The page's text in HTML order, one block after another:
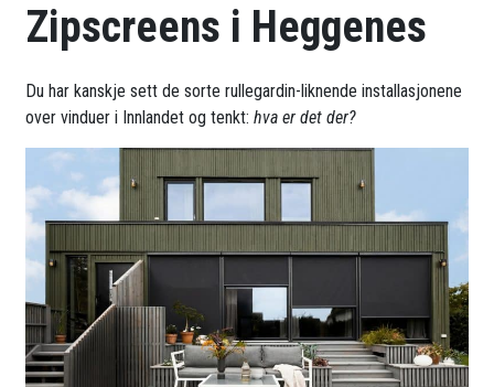
Zipscreens i Heggenes
Du har kanskje sett de sorte rullegardin-liknende installasjonene
over vinduer i Innlandet og tenkt:hva er det der?